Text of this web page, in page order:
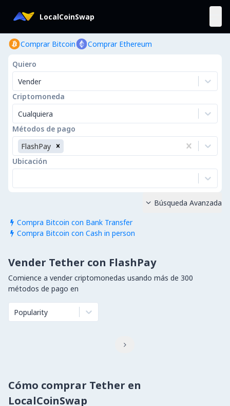
LocalCoinSwap
Comprar Bitcoin Comprar Ethereum
Quiero
Vender
Criptomoneda
Cualquiera
Métodos de pago
FlashPay
Ubicación
 Compra Bitcoin con Bank Transfer
 Compra Bitcoin con Cash in person
 Búsqueda Avanzada
Vender Tether con FlashPay
Comience a vender criptomonedas usando más de 300
métodos de pago en
Popularity

Cómo comprar Tether en
LocalCoinSwap